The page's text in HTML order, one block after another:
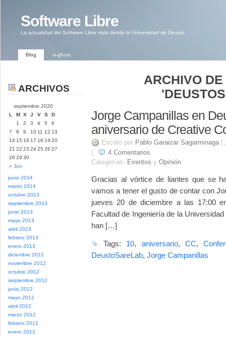
Software Libre
La actualidad del Software Libre vista desde la Universidad de Deusto
Blog e-ghost
ARCHIVOS
septiembre 2020
L
M X J V S D
« Jun
1 2 3 4 5
6
7
8 9 10 11 12 13
14 15 16 17 18 19 20
21 22 23 2425 26 27
28 29 30
junio 2014
marzo 2014
octubre 2013
septiembre 2013
junio 2013
mayo 2013
abril 2013
febrero 2013
enero 2013
diciembre 2012
noviembre 2012
octubre 2012
septiembre 2012
junio 2012
mayo 2012
abril 2012
marzo 2012
febrero 2012
enero 2012
ARCHIVO
Jorge Campanillas en
aniversario de Creative
Escrito por Pablo Garaizar Sagarminaga
4 Comentarios
Categorías: Eventos y Opinión
Gracias al vórtice de liantes que se
vamos a tener el gusto de contar con
jueves 20 de diciembre a las 17:00
Facultad de Ingeniería de la
han […]
Tags: 10, aniversario, CC,
DeustoSareLab, Jorge Campanillas